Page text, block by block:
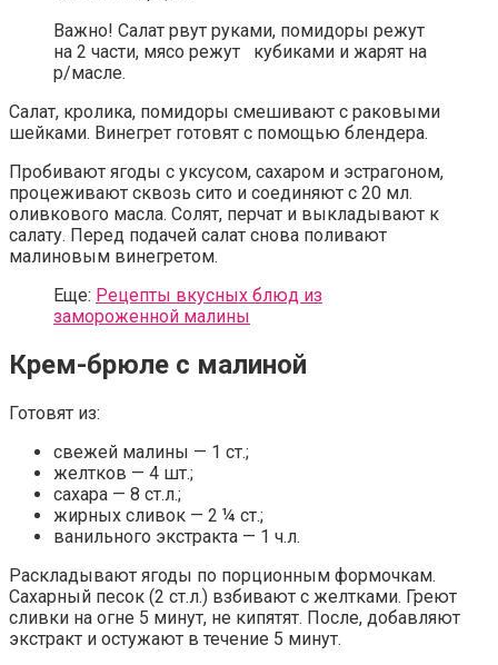
Важно! Салат рвут руками, помидоры режут
на 2 части, мясо режут кубиками и жарят на
р/масле.
Салат, кролика, помидоры смешивают с раковыми
шейками. Винегрет готовят с помощью блендера.
Пробивают ягоды с уксусом, сахаром и эстрагоном,
процеживают сквозь сито и соединяют с 20 мл.
оливкового масла. Солят, перчат и выкладывают к
салату. Перед подачей салат снова поливают
малиновым винегретом.
Еще: Рецепты вкусных блюд из
замороженной малины
Крем-брюле с малиной
Готовят из:
свежей малины — 1 ст.;
желтков — 4 шт.;
сахара — 8 ст.л.;
жирных сливок — 2 ¼ ст.;
ванильного экстракта — 1 ч.л.
Раскладывают ягоды по порционным формочкам.
Сахарный песок (2 ст.л.) взбивают с желтками. Греют
сливки на огне 5 минут, не кипятят. После, добавляют
экстракт и остужают в течение 5 минут.